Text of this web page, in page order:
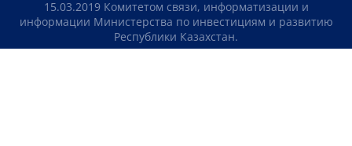
15.03.2019 Комитетом связи, информатизации и
информации Министерства по инвестициям и развитию
Республики Казахстан.